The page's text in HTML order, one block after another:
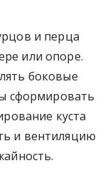
и перца
или опоре.
боковые
сформировать
куста
и вентиляцию